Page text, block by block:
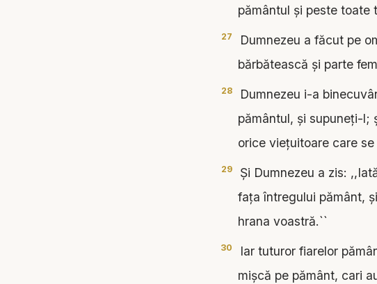
pământul şi peste toate
27
Dumnezeu a făcut pe
bărbătească şi parte
28
Dumnezeu i-a
pământul, şi supuneţi-l;
orice vieţuitoare care
29
Şi Dumnezeu a zis:
faţa întregului pământ,
hrana voastră.``
30
Iar tuturor fiarelor
mişcă pe pământ, cari